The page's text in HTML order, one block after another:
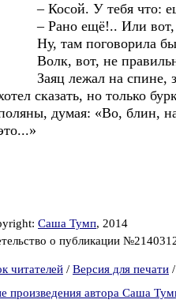
– Косой. У тебя что: еще
– Рано ещё!.. Или вот,
Ну, там поговорила
Волк, вот, не
Заяц лежал на спине,
сказать, но только
думая: «Во, блин,
Саша Тумп, 2014
о публикации
читателей / Версия для печати /
произведения автора Саша